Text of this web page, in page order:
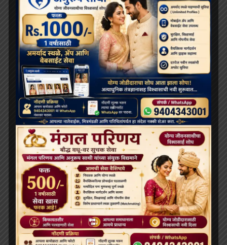
ARCHIVES
July 2026
June 2026
May 2026
April 2026
February 2026
January 2026
December 2025
November 2025
October 2025
September 2025